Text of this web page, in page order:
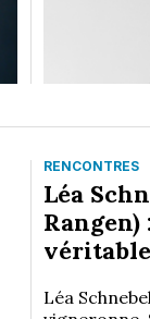
RENCONTRES
Léa
Rangen)
Léa